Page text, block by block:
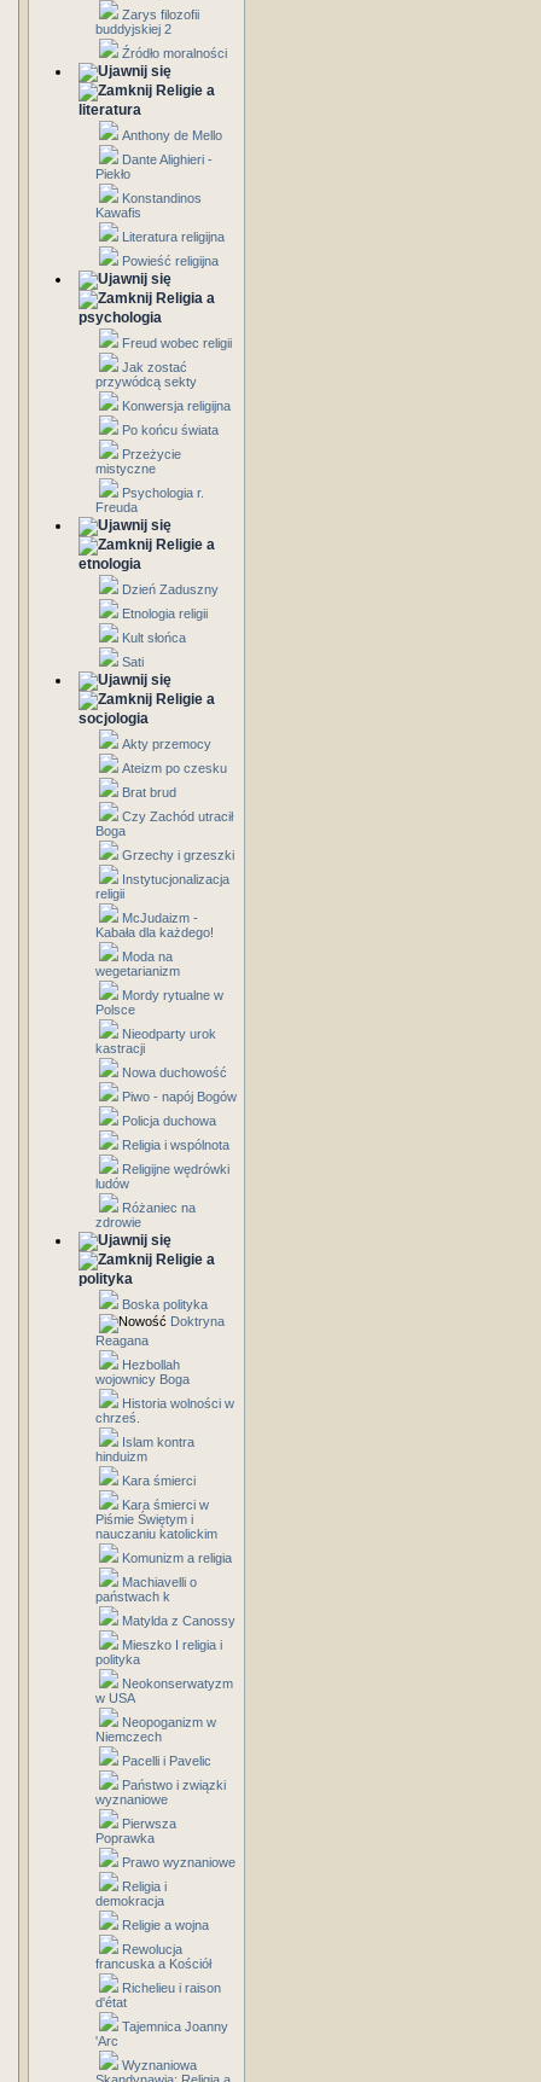
Zarys filozofii
buddyjskiej 2
Źródło moralności
Religie a
literatura
Anthony de Mello
Dante Alighieri -
Piekło
Konstandinos
Kawafis
Literatura religijna
Powieść religijna
Religia a
psychologia
Freud wobec religii
Jak zostać
przywódcą sekty
Konwersja religijna
Po końcu świata
Przeżycie
mistyczne
Psychologia r.
Freuda
Religie a
etnologia
Dzień Zaduszny
Etnologia religii
Kult słońca
Sati
Religie a
socjologia
Akty przemocy
Ateizm po czesku
Brat brud
Czy Zachód utracił
Boga
Grzechy i grzeszki
Instytucjonalizacja
religii
McJudaizm -
Kabała dla każdego!
Moda na
wegetarianizm
Mordy rytualne w
Polsce
Nieodparty urok
kastracji
Nowa duchowość
Piwo - napój Bogów
Policja duchowa
Religia i wspólnota
Religijne wędrówki
ludów
Różaniec na
zdrowie
Religie a
polityka
Boska polityka
Doktryna
Reagana
Hezbollah
wojownicy Boga
Historia wolności w
chrześ.
Islam kontra
hinduizm
Kara śmierci
Kara śmierci w
Piśmie Świętym i
nauczaniu katolickim
Komunizm a religia
Machiavelli o
państwach k
Matylda z Canossy
Mieszko I religia i
polityka
Neokonserwatyzm
w USA
Neopoganizm w
Niemczech
Pacelli i Pavelic
Państwo i związki
wyznaniowe
Pierwsza
Poprawka
Prawo wyznaniowe
Religia i
demokracja
Religie a wojna
Rewolucja
francuska a Kościół
Richelieu i raison
d'état
Tajemnica Joanny
'Arc
Wyznaniowa